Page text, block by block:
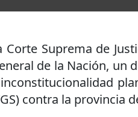
Corte Suprema de
de la Nación, un
contra la provincia